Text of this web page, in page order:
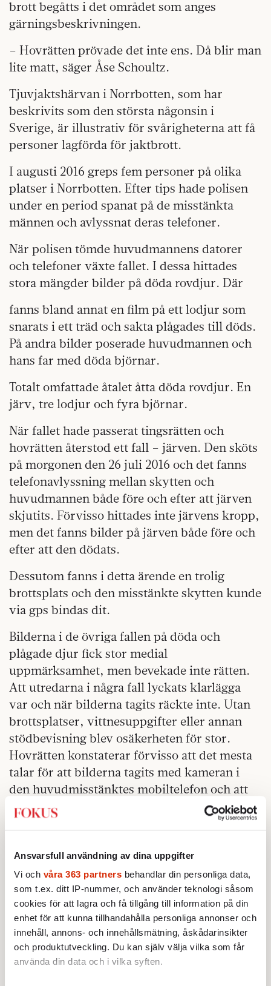
Ansvarsfull användning av dina uppgifter
Vi och våra 363 partners behandlar din personliga data,
som t.ex. ditt IP-nummer, och använder teknologi såsom
cookies för att lagra och få tillgång till information på din
enhet för att kunna tillhandahålla personliga annonser och
innehåll, annons- och innehållsmätning, åskådarinsikter
och produktutveckling. Du kan själv välja vilka som får
använda din data och i vilka syften.
brott begåtts i det området som anges
gärningsbeskrivningen.
– Hovrätten prövade det inte ens. Då blir man
lite matt, säger Åse Schoultz.
Tjuvjaktshärvan i Norrbotten, som har
beskrivits som den största någonsin i
Sverige, är illustrativ för svårigheterna att få
personer lagförda för jaktbrott.
I augusti 2016 greps fem personer på olika
platser i Norrbotten. Efter tips hade polisen
under en period spanat på de misstänkta
männen och avlyssnat deras telefoner.
När polisen tömde huvudmannens datorer
och telefoner växte fallet. I dessa hittades
stora mängder bilder på döda rovdjur. Där
fanns bland annat en film på ett lodjur som
snarats i ett träd och sakta plågades till döds.
På andra bilder poserade huvudmannen och
hans far med döda björnar.
Totalt omfattade åtalet åtta döda rovdjur. En
järv, tre lodjur och fyra björnar.
När fallet hade passerat tingsrätten och
hovrätten återstod ett fall – järven. Den sköts
på morgonen den 26 juli 2016 och det fanns
telefonavlyssning mellan skytten och
huvudmannen både före och efter att järven
skjutits. Förvisso hittades inte järvens kropp,
men det fanns bilder på järven både före och
efter att den dödats.
Dessutom fanns i detta ärende en trolig
brottsplats och den misstänkte skytten kunde
via gps bindas dit.
Bilderna i de övriga fallen på döda och
plågade djur fick stor medial
uppmärksamhet, men bevekade inte rätten.
Att utredarna i några fall lyckats klarlägga
var och när bilderna tagits räckte inte. Utan
brottsplatser, vittnesuppgifter eller annan
stödbevisning blev osäkerheten för stor.
Hovrätten konstaterar förvisso att det mesta
talar för att bilderna tagits med kameran i
den huvudmisstänktes mobiltelefon och att
bilderna är besvärande för mannen. Men
andra alternativa förklaringar, som att någon
Att enbart en indiciekedja inte räcker stod
också klart i det så kallade Lillhärdalsfallet.
Då åtalade Åse Schoultz fem män för grovt
jaktbrott. Bevisningen bestod huvudsakligen
i besvärande sms-trafik, samt koordinater för
de misstänkta och vargen. Samtliga åtalade